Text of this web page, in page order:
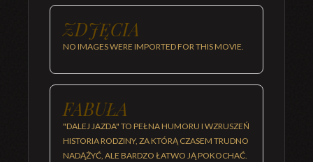
ZDJĘCIA
NO IMAGES WERE IMPORTED FOR THIS MOVIE.
FABUŁA
"DALEJ JAZDA" TO PEŁNA HUMORU I WZRUSZEŃ
HISTORIA RODZINY, ZA KTÓRĄ CZASEM TRUDNO
NADĄŻYĆ, ALE BARDZO ŁATWO JĄ POKOCHAĆ.